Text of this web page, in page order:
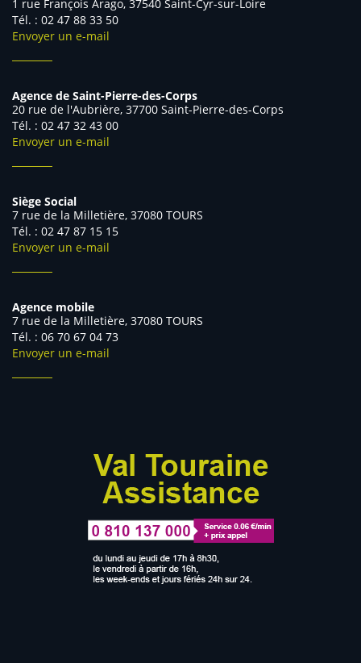
1 rue François Arago, 37540 Saint-Cyr-sur-Loire
Tél. : 02 47 88 33 50
Envoyer un e-mail
Agence de Saint-Pierre-des-Corps
20 rue de l'Aubrière, 37700 Saint-Pierre-des-Corps
Tél. : 02 47 32 43 00
Envoyer un e-mail
Siège Social
7 rue de la Milletière, 37080 TOURS
Tél. : 02 47 87 15 15
Envoyer un e-mail
Agence mobile
7 rue de la Milletière, 37080 TOURS
Tél. : 06 70 67 04 73
Envoyer un e-mail